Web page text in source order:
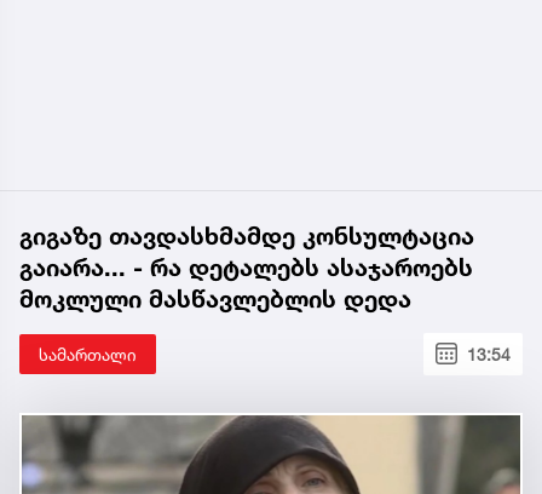
გიგაზე თავდასხმამდე კონსულტაცია
გაიარა... - რა დეტალებს ასაჯაროებს
მოკლული მასწავლებლის დედა
სამართალი 13:54